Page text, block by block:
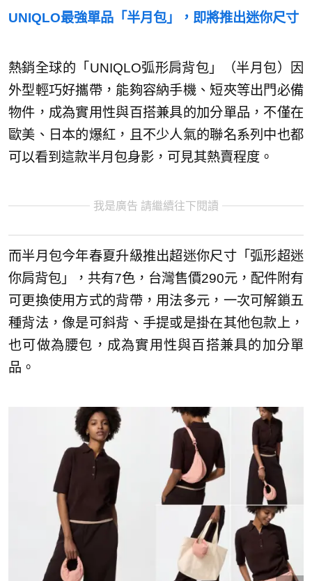
UNIQLO最強單品「半月包」，即將推出迷你尺寸
熱銷全球的「UNIQLO弧形肩背包」（半月包）因
外型輕巧好攜帶，能夠容納手機、短夾等出門必備
物件，成為實用性與百搭兼具的加分單品，不僅在
歐美、日本的爆紅，且不少人氣的聯名系列中也都
可以看到這款半月包身影，可見其熱賣程度。
我是廣告 請繼續往下閱讀
而半月包今年春夏升級推出超迷你尺寸「弧形超迷
你肩背包」，共有7色，台灣售價290元，配件附有
可更換使用方式的背帶，用法多元，一次可解鎖五
種背法，像是可斜背、手提或是掛在其他包款上，
也可做為腰包，成為實用性與百搭兼具的加分單
品。